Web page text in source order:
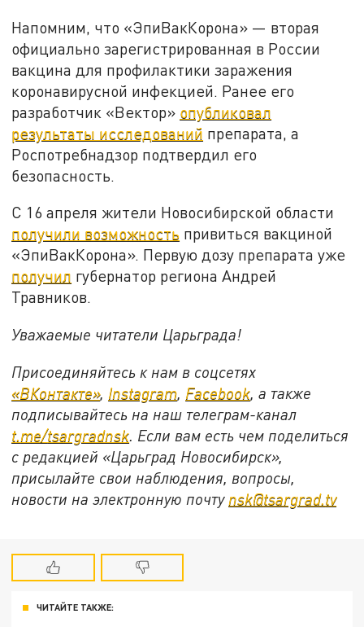
Напомним, что «ЭпиВакКорона» — вторая
официально зарегистрированная в России
вакцина для профилактики заражения
коронавирусной инфекцией. Ранее его
разработчик «Вектор» опубликовал
результаты исследований препарата, а
Роспотребнадзор подтвердил его
безопасность.
С 16 апреля жители Новосибирской области
получили возможность привиться вакциной
«ЭпиВакКорона». Первую дозу препарата уже
получил губернатор региона Андрей
Травников.
Уважаемые читатели Царьграда!
Присоединяйтесь к нам в соцсетях
«ВКонтакте», Instagram Facebook , а также
подписывайтесь на наш телеграм-канал
t. me/tsargradnsk . Если вам есть чем поделиться
с редакцией «Царьград Новосибирск»,
присылайте свои наблюдения, вопросы,
новости на электронную почту nsk@tsargrad. tv
ЧИТАЙТЕ ТАКЖЕ: